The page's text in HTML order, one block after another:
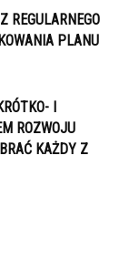
REGULARNEGO
PLANU
I
ROZWOJU
KAŻDY Z